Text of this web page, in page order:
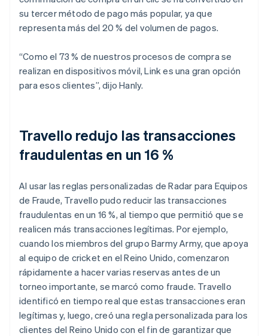
su tercer método de pago más popular, ya que
representa más del 20 % del volumen de pagos.
“Como el 73 % de nuestros procesos de compra se
realizan en dispositivos móvil, Link es una gran opción
para esos clientes”, dijo Hanly.
Travello redujo las transacciones
fraudulentas en un 16 %
Al usar las reglas personalizadas de Radar para Equipos
de Fraude, Travello pudo reducir las transacciones
fraudulentas en un 16 %, al tiempo que permitió que se
realicen más transacciones legítimas. Por ejemplo,
cuando los miembros del grupo Barmy Army, que apoya
al equipo de cricket en el Reino Unido, comenzaron
rápidamente a hacer varias reservas antes de un
torneo importante, se marcó como fraude. Travello
identificó en tiempo real que estas transacciones eran
legítimas y, luego, creó una regla personalizada para los
clientes del Reino Unido con el fin de garantizar que